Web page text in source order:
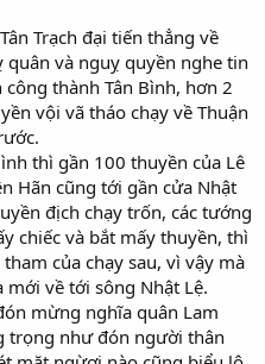
Trạch đại tiến thẳng về
quân và nguỵ quyền nghe tin
thành Tân Bình, hơn 2
vội vã tháo chạy về Thuận
thì gần 100 thuyền của Lê
Hãn cũng tới gần cửa Nhật
địch chạy trốn, các tướng
chiếc và bắt mấy thuyền, thì
của chạy sau, vì vậy mà
về tới sông Nhật Lệ.
mừng nghĩa quân Lam
trọng như đón người thân